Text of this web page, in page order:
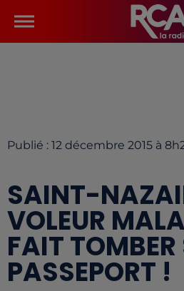
Publié : 12 décembre 2015 à
SAINT-
VOLEUR
FAIT TOMBER
PASSEPORT !